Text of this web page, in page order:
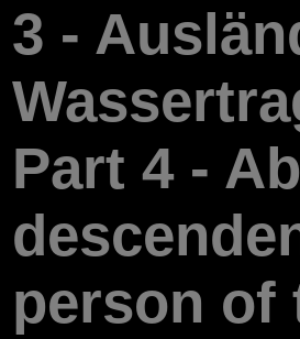
3 -
Part 4 -
person of